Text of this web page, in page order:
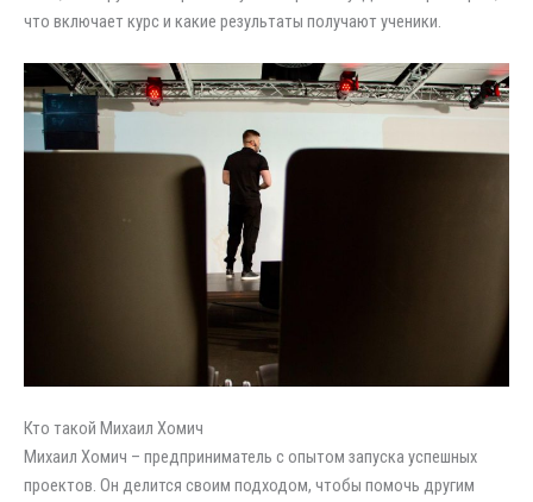
что включает курс и какие результаты получают ученики.
Кто такой Михаил Хомич
Михаил Хомич – предприниматель с опытом запуска успешных
проектов. Он делится своим подходом, чтобы помочь другим